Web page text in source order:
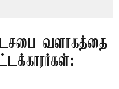
வளாகத்தை